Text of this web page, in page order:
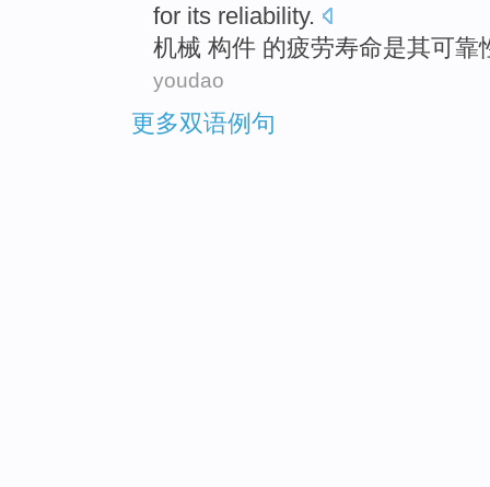
for its reliability.
机械 构件 的疲劳寿命是其可靠
youdao
更多双语例句